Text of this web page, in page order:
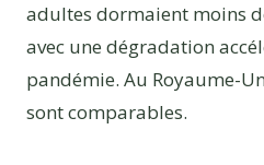
adultes dormaient moins
avec une dégradation
pandémie. Au Royaume-
sont comparables.